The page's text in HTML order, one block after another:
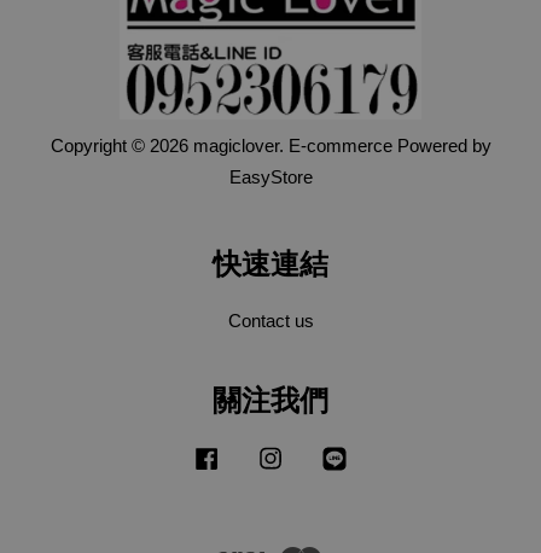
Copyright © 2026 magiclover. E-commerce Powered by
EasyStore
快速連結
Contact us
關注我們
Facebook Instagram